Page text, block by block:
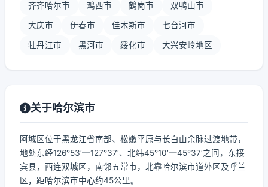
齐齐哈尔市 鸡西市 鹤岗市 双鸭山市
大庆市 伊春市 佳木斯市 七台河市
牡丹江市 黑河市 绥化市 大兴安岭地区
关于哈尔滨市
阿城区位于黑龙江省南部、松嫩平原与长白山余脉过渡地带，
地处东经126°53′—127°37′、北纬45°10′—45°37′之间，东接
宾县，西连双城区，南邻五常市，北靠哈尔滨市道外区及呼兰
区，距哈尔滨市中心约45公里。